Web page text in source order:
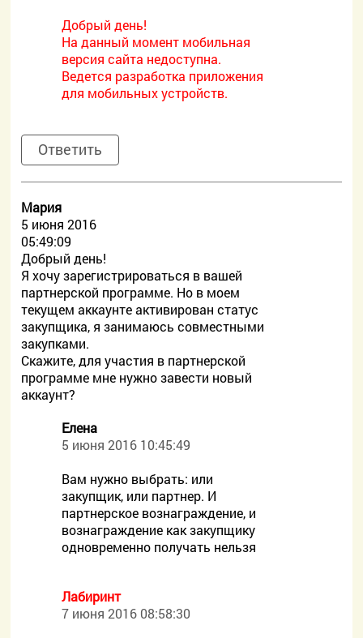
Добрый день!
На данный момент мобильная
версия сайта недоступна.
Ведется разработка приложения
для мобильных устройств.
Ответить
Мария
5 июня 2016
05:49:09
Добрый день!
Я хочу зарегистрироваться в вашей
партнерской программе. Но в моем
текущем аккаунте активирован статус
закупщика, я занимаюсь совместными
закупками.
Скажите, для участия в партнерской
программе мне нужно завести новый
аккаунт?
Елена
5 июня 2016 10:45:49
Вам нужно выбрать: или
закупщик, или партнер. И
партнерское вознаграждение, и
вознаграждение как закупщику
одновременно получать нельзя
Лабиринт
7 июня 2016 08:58:30